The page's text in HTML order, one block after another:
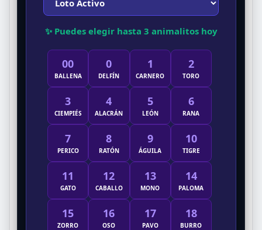
✨ Puedes elegir hasta 3 animalitos hoy
00
BALLENA
0
DELFÍN
1
CARNERO
2
TORO
3
CIEMPIÉS
4
ALACRÁN
5
LEÓN
6
RANA
7
PERICO
8
RATÓN
9
ÁGUILA
10
TIGRE
11
GATO
12
CABALLO
13
MONO
14
PALOMA
15
ZORRO
16
OSO
17
PAVO
18
BURRO